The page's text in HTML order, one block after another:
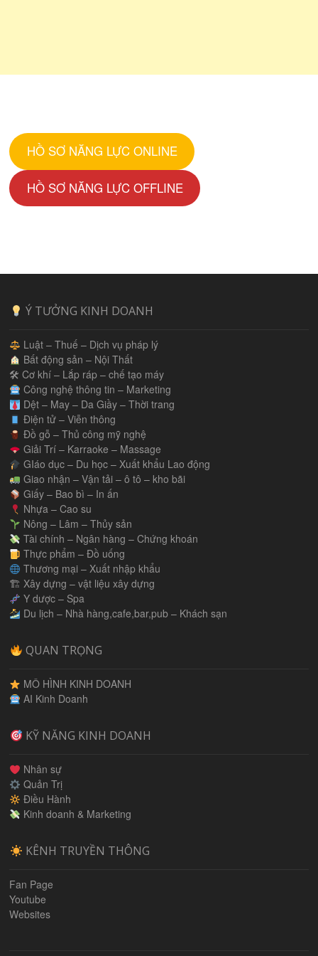
HỒ SƠ NĂNG LỰC ONLINE
HỒ SƠ NĂNG LỰC OFFLINE
Ý TƯỞNG KINH DOANH
Luật – Thuế – Dịch vụ pháp lý
Bất động sản – Nội Thất
🛠 Cơ khí – Lắp ráp – chế tạo máy
Công nghệ thông tin – Marketing
Dệt – May – Da Giầy – Thời trang
Điện tử – Viễn thông
Đồ gỗ – Thủ công mỹ nghệ
Giải Trí – Karraoke – Massage
GIáo dục – Du học – Xuất khẩu Lao động
Giao nhận – Vận tải – ô tô – kho bãi
Giấy – Bao bì – In ấn
Nhựa – Cao su
Nông – Lâm – Thủy sản
Tài chính – Ngân hàng – Chứng khoán
Thực phẩm – Đồ uống
Thương mại – Xuất nhập khẩu
🏗 Xây dựng – vật liệu xây dựng
Y dược – Spa
Du lịch – Nhà hàng,cafe,bar,pub – Khách sạn
QUAN TRỌNG
MÔ HÌNH KINH DOANH
AI Kinh Doanh
KỸ NĂNG KINH DOANH
Nhân sự
Quản Trị
Điều Hành
Kinh doanh & Marketing
KÊNH TRUYỀN THÔNG
Fan Page
Youtube
Websites